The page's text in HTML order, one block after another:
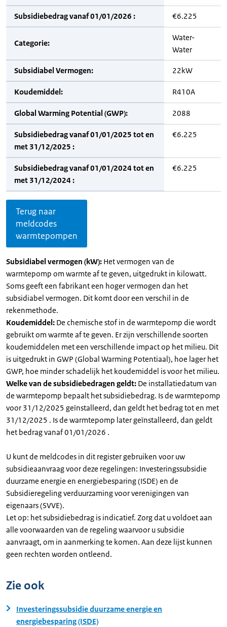
Subsidiebedrag vanaf 01/01/2026 : €6.225
Categorie:
Water-
Water
Subsidiabel Vermogen: 22kW
Koudemiddel: R410A
Global Warming Potential (GWP): 2088
Subsidiebedrag vanaf 01/01/2025 tot en
met 31/12/2025 :
€6.225
Subsidiebedrag vanaf 01/01/2024 tot en
met 31/12/2024 :
€6.225
Terug naar
meldcodes
warmtepompen
Subsidiabel vermogen (kW): Het vermogen van de
warmtepomp om warmte af te geven, uitgedrukt in kilowatt.
Soms geeft een fabrikant een hoger vermogen dan het
subsidiabel vermogen. Dit komt door een verschil in de
rekenmethode.
Koudemiddel: De chemische stof in de warmtepomp die wordt
gebruikt om warmte af te geven. Er zijn verschillende soorten
koudemiddelen met een verschillende impact op het milieu. Dit
is uitgedrukt in GWP (Global Warming Potentiaal), hoe lager het
GWP, hoe minder schadelijk het koudemiddel is voor het milieu.
Welke van de subsidiebedragen geldt: De installatiedatum van
de warmtepomp bepaalt het subsidiebedrag. Is de warmtepomp
voor 31/12/2025 geïnstalleerd, dan geldt het bedrag tot en met
31/12/2025 . Is de warmtepomp later geïnstalleerd, dan geldt
het bedrag vanaf 01/01/2026 .
U kunt de meldcodes in dit register gebruiken voor uw
subsidieaanvraag voor deze regelingen: Investeringssubsidie
duurzame energie en energiebesparing (ISDE) en de
Subsidieregeling verduurzaming voor verenigingen van
eigenaars (SVVE).
Let op: het subsidiebedrag is indicatief. Zorg dat u voldoet aan
alle voorwaarden van de regeling waarvoor u subsidie
aanvraagt, om in aanmerking te komen. Aan deze lijst kunnen
geen rechten worden ontleend.
Zie ook
Investeringssubsidie duurzame energie en
energiebesparing (ISDE)